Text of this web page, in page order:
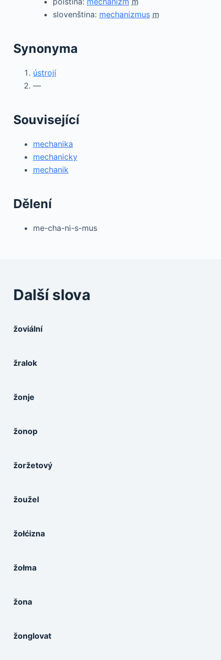
slovenština: mechanizmus m
Synonyma
ústrojí
—
Související
mechanika
mechanicky
mechanik
Dělení
me-cha-ni-s-mus
Další slova
žoviální
žralok
žonje
žonop
žoržetový
žoužel
žołćizna
žołma
žona
žonglovat